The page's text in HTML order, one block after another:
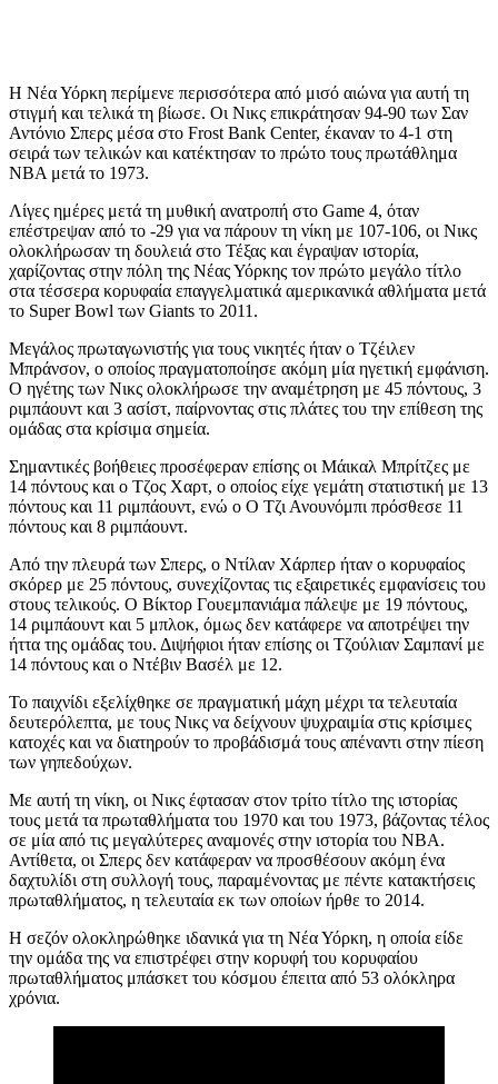
Η Νέα Υόρκη περίμενε περισσότερα από μισό αιώνα για αυτή τη
στιγμή και τελικά τη βίωσε. Οι Νικς επικράτησαν 94-90 των Σαν
Αντόνιο Σπερς μέσα στο Frost Bank Center, έκαναν το 4-1 στη
σειρά των τελικών και κατέκτησαν το πρώτο τους πρωτάθλημα
NBA μετά το 1973.
Λίγες ημέρες μετά τη μυθική ανατροπή στο Game 4, όταν
επέστρεψαν από το -29 για να πάρουν τη νίκη με 107-106, οι Νικς
ολοκλήρωσαν τη δουλειά στο Τέξας και έγραψαν ιστορία,
χαρίζοντας στην πόλη της Νέας Υόρκης τον πρώτο μεγάλο τίτλο
στα τέσσερα κορυφαία επαγγελματικά αμερικανικά αθλήματα μετά
το Super Bowl των Giants το 2011.
Μεγάλος πρωταγωνιστής για τους νικητές ήταν ο Τζέιλεν
Μπράνσον, ο οποίος πραγματοποίησε ακόμη μία ηγετική εμφάνιση.
Ο ηγέτης των Νικς ολοκλήρωσε την αναμέτρηση με 45 πόντους, 3
ριμπάουντ και 3 ασίστ, παίρνοντας στις πλάτες του την επίθεση της
ομάδας στα κρίσιμα σημεία.
Σημαντικές βοήθειες προσέφεραν επίσης οι Μάικαλ Μπρίτζες με
14 πόντους και ο Τζος Χαρτ, ο οποίος είχε γεμάτη στατιστική με 13
πόντους και 11 ριμπάουντ, ενώ ο Ο Τζι Ανουνόμπι πρόσθεσε 11
πόντους και 8 ριμπάουντ.
Από την πλευρά των Σπερς, ο Ντίλαν Χάρπερ ήταν ο κορυφαίος
σκόρερ με 25 πόντους, συνεχίζοντας τις εξαιρετικές εμφανίσεις του
στους τελικούς. Ο Βίκτορ Γουεμπανιάμα πάλεψε με 19 πόντους,
14 ριμπάουντ και 5 μπλοκ, όμως δεν κατάφερε να αποτρέψει την
ήττα της ομάδας του. Διψήφιοι ήταν επίσης οι Τζούλιαν Σαμπανί με
14 πόντους και ο Ντέβιν Βασέλ με 12.
Το παιχνίδι εξελίχθηκε σε πραγματική μάχη μέχρι τα τελευταία
δευτερόλεπτα, με τους Νικς να δείχνουν ψυχραιμία στις κρίσιμες
κατοχές και να διατηρούν το προβάδισμά τους απέναντι στην πίεση
των γηπεδούχων.
Με αυτή τη νίκη, οι Νικς έφτασαν στον τρίτο τίτλο της ιστορίας
τους μετά τα πρωταθλήματα του 1970 και του 1973, βάζοντας τέλος
σε μία από τις μεγαλύτερες αναμονές στην ιστορία του NBA.
Αντίθετα, οι Σπερς δεν κατάφεραν να προσθέσουν ακόμη ένα
δαχτυλίδι στη συλλογή τους, παραμένοντας με πέντε κατακτήσεις
πρωταθλήματος, η τελευταία εκ των οποίων ήρθε το 2014.
Η σεζόν ολοκληρώθηκε ιδανικά για τη Νέα Υόρκη, η οποία είδε
την ομάδα της να επιστρέφει στην κορυφή του κορυφαίου
πρωταθλήματος μπάσκετ του κόσμου έπειτα από 53 ολόκληρα
χρόνια.